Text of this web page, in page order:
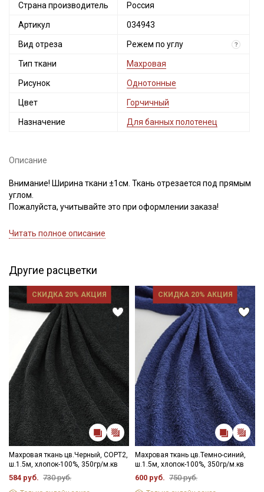
Страна производитель Россия
Артикул 034943
Вид отреза Режем по углу ?
Тип ткани Махровая
Рисунок Однотонные
Цвет Горчичный
Назначение Для банных полотенец
Описание
Внимание! Ширина ткани ±1см. Ткань отрезается под прямым
углом.
Пожалуйста, учитывайте это при оформлении заказа!
Двухсторонняя махровая ткань из 100% хлопка, мягкая,
не имеет растяжения, не деформируется, плотная и прочная
на разрыв, не просвечивает, дает усадку 5%. При пошиве
необходимо учитывать, что край осыпается, необходима
обработка среза. Махровая ткань прекрасно подходит для
пошива банных халатов для взрослых и детей, пончо,
полотенец, домашнего текстиля.
- стирка до 60C, отжим до 800 оборотов
- запрещены отбеливатели, исключение белый цвет
- сушить в подвешенном и расправленном состоянии
- рекомендуется пропарить ткань утюгом для поднятия ворса
и смягчения.
Цветопередача может отличаться от оригинального цвета
ткани в зависимостиот настроек вашего монитора и в
зависимости от партии.
Читать полное описание
Другие расцветки
СКИДКА 20% АКЦИЯ
Махровая ткань цв.Черный, СОРТ2,
ш.1.5м, хлопок-100%, 350гр/м.кв
584 руб. 730 руб.
СКИДКА 20% АКЦИЯ
Махровая ткань цв.Темно-синий,
ш.1.5м, хлопок-100%, 350гр/м.кв
600 руб. 750 руб.